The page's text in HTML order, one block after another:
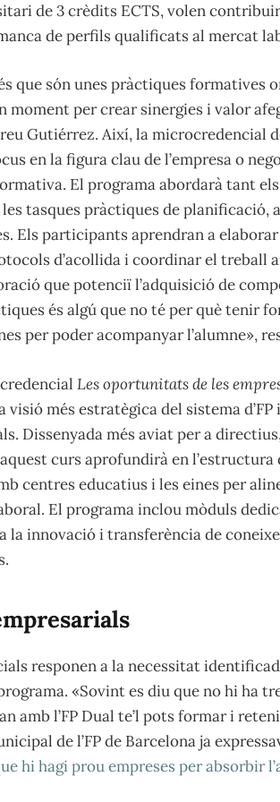
de 3 crèdits ECTS, volen
de perfils qualificats al mercat
que són unes pràctiques formatives
moment per crear sinergies i valor
Gutiérrez. Així, la microcredencial
en la figura clau de l’empresa o
El programa abordarà tant
les tasques pràctiques de planificació,
Els participants aprendran a
d’acollida i coordinar el treball
que potenciï l’adquisició de
és algú que no té per què tenir
per poder acompanyar l’alumne»,
Les oportunitats de les
visió més estratègica del sistema
Dissenyada més aviat per a
curs aprofundirà en
centres educatius i les eines per
El programa inclou mòduls
la innovació i transferència de
responen a la necessitat
«Sovint es diu que no hi ha
amb l’FP Dual te’l pots formar i
de l’FP de Barcelona ja
hi hagi prou empreses per absorbir